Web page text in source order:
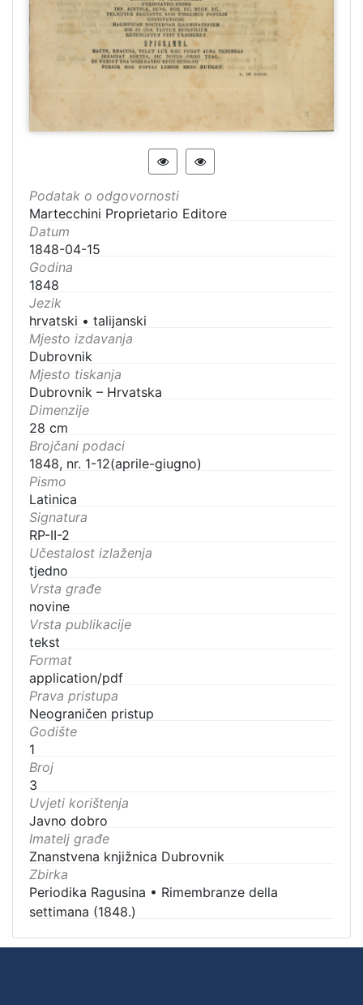
Podatak o odgovornosti
Martecchini Proprietario Editore
Datum
1848-04-15
Godina
1848
Jezik
hrvatski • talijanski
Mjesto izdavanja
Dubrovnik
Mjesto tiskanja
Dubrovnik – Hrvatska
Dimenzije
28 cm
Brojčani podaci
1848, nr. 1-12(aprile-giugno)
Pismo
Latinica
Signatura
RP-II-2
Učestalost izlaženja
tjedno
Vrsta građe
novine
Vrsta publikacije
tekst
Format
application/pdf
Prava pristupa
Neograničen pristup
Godište
1
Broj
3
Uvjeti korištenja
Javno dobro
Imatelj građe
Znanstvena knjižnica Dubrovnik
Zbirka
Periodika Ragusina • Rimembranze della
settimana (1848.)